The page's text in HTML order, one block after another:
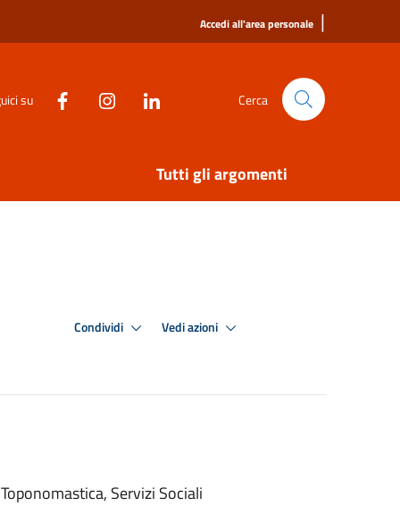
Accedi all'area personale |
su Cerca
Tutti gli argomenti
Condividi Vedi azioni
Servizi Sociali